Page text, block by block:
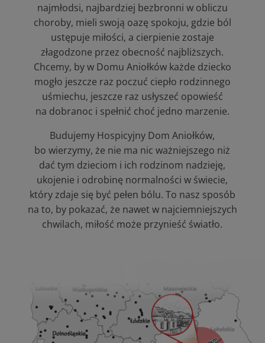
najmłodsi, najbardziej bezbronni w obliczu
choroby, mieli swoją oazę spokoju, gdzie ból
ustępuje miłości, a cierpienie zostaje
złagodzone przez obecność najbliższych.
Chcemy, by w Domu Aniołków każde dziecko
mogło jeszcze raz poczuć ciepło rodzinnego
uśmiechu, jeszcze raz usłyszeć opowieść
na dobranoc i spełnić choć jedno marzenie.
Budujemy Hospicyjny Dom Aniołków,
bo wierzymy, że nie ma nic ważniejszego niż
dać tym dzieciom i ich rodzinom nadzieję,
ukojenie i odrobinę normalności w świecie,
który zdaje się być pełen bólu. To nasz sposób
na to, by pokazać, że nawet w najciemniejszych
chwilach, miłość może przynieść światło.